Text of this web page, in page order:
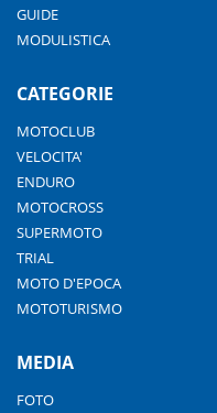
GUIDE
MODULISTICA
CATEGORIE
MOTOCLUB
VELOCITA'
ENDURO
MOTOCROSS
SUPERMOTO
TRIAL
MOTO D'EPOCA
MOTOTURISMO
MEDIA
FOTO